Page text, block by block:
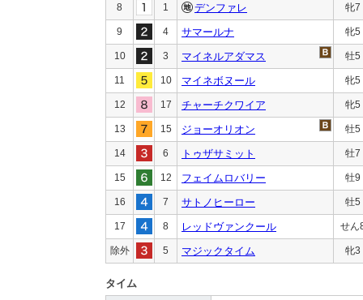
8 1 デンファレ 牝7
9 4 サマールナ 牝5
10 3 マイネルアダマス 牡5
11 10 マイネボヌール 牝5
12 17 チャーチクワイア 牝5
13 15 ジョーオリオン 牡5
14 6 トゥザサミット 牡7
15 12 フェイムロバリー 牡9
16 7 サトノヒーロー 牡5
17 8 レッドヴァンクール せん
除外 5 マジックタイム 牝3
タイム